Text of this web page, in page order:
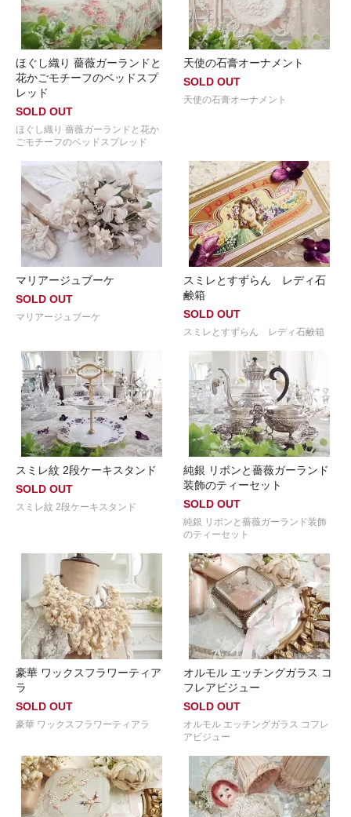
ほぐし織り 薔薇ガーランドと
花かごモチーフのベッドスプ
レッド
SOLD OUT
ほぐし織り 薔薇ガーランドと花か
ごモチーフのベッドスプレッド
天使の石膏オーナメント
SOLD OUT
天使の石膏オーナメント
マリアージュブーケ
SOLD OUT
マリアージュブーケ
スミレとすずらん レディ石
鹸箱
SOLD OUT
スミレとすずらん レディ石鹸箱
スミレ紋 2段ケーキスタンド
SOLD OUT
スミレ紋 2段ケーキスタンド
純銀 リボンと薔薇ガーランド
装飾のティーセット
SOLD OUT
純銀 リボンと薔薇ガーランド装飾
のティーセット
豪華 ワックスフラワーティア
ラ
SOLD OUT
豪華 ワックスフラワーティアラ
オルモル エッチングガラス コ
フレアビジュー
SOLD OUT
オルモル エッチングガラス コフレ
アビジュー